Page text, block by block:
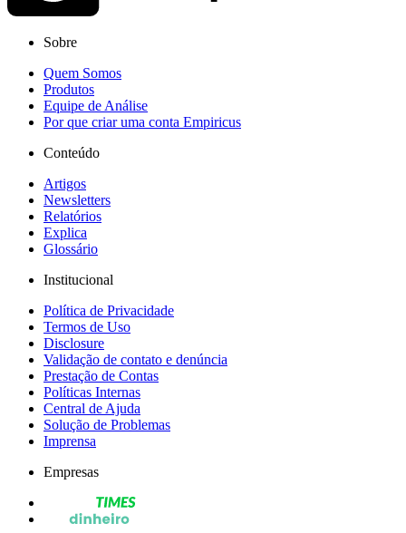
Sobre
Quem Somos
Produtos
Equipe de Análise
Por que criar uma conta Empiricus
Conteúdo
Artigos
Newsletters
Relatórios
Explica
Glossário
Institucional
Política de Privacidade
Termos de Uso
Disclosure
Validação de contato e denúncia
Prestação de Contas
Políticas Internas
Central de Ajuda
Solução de Problemas
Imprensa
Empresas